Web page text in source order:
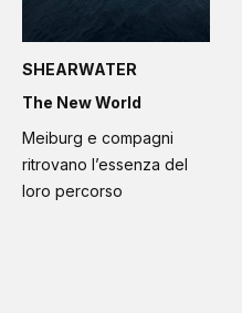
SHEARWATER
The New World
Meiburg e compagni
ritrovano l’essenza del
loro percorso